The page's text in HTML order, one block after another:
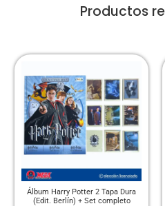
Productos
Álbum Harry Potter 2 Tapa Dura
(Edit. Berlín) + Set completo